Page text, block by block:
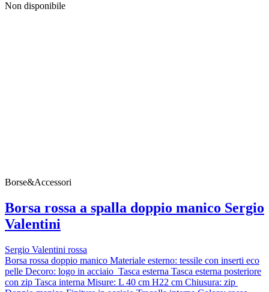
Non disponibile
Borse&Accessori
Borsa rossa a spalla doppio manico Sergio
Valentini
Sergio Valentini rossa
Borsa rossa doppio manico Materiale esterno: tessile con inserti eco
pelle Decoro: logo in acciaio Tasca esterna Tasca esterna posteriore
con zip Tasca interna Misure: L 40 cm H22 cm Chiusura: zip